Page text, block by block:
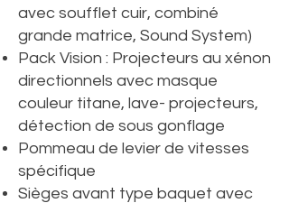
avec soufflet cuir, combiné
grande matrice, Sound System)
Pack Vision : Projecteurs au xénon
directionnels avec masque
couleur titane, lave- projecteurs,
détection de sous gonflage
Pommeau de levier de vitesses
spécifique
Sièges avant type baquet avec